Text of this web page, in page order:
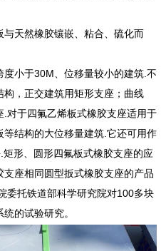
天然橡胶镶嵌、粘合、硫化而
小于30M、位移量较小的建筑.不
，正交建筑用矩形支座；曲线
对于四氟乙烯板式橡胶支座适用于
结构的大位移量建筑.它还可用作
形、圆形四氟板式橡胶支座的应
座相同圆型扳式橡胶支座的产品
委托铁道部科学研究院对100多块
的试验研究。